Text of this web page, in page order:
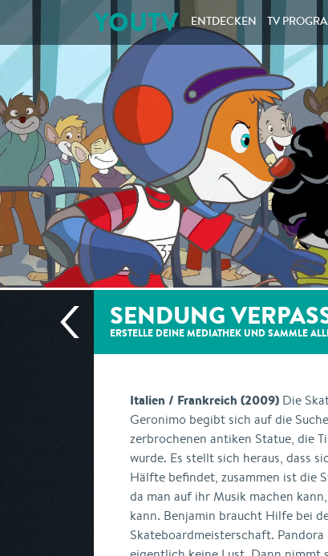
YOUTV ENTDECKEN TV
SENDUNG
ERSTELLE DEINE MEDIATHEK UND SAMMLE
Italien / Frankreich (2009) Die
Geronimo begibt sich auf die
zerbrochenen antiken Statue, die
wurde. Es stellt sich heraus, dass
Hälfte befindet, zusammen ist die
da man auf ihr Musik machen
kann. Benjamin braucht Hilfe bei
Skateboardmeisterschaft.